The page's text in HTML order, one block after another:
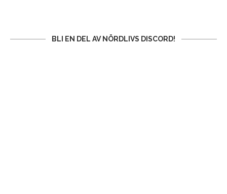
BLI EN DEL AV NÖRDLIVS DISCORD!